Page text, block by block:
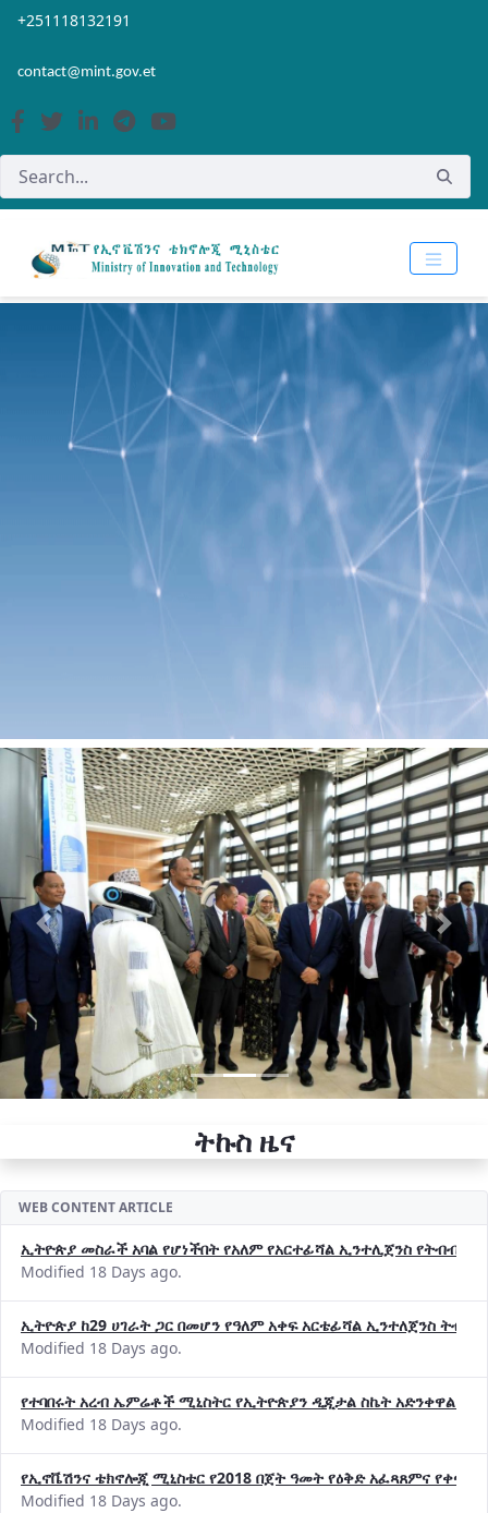
Skip to Main Content
Open Accessibility Menu
+251118132191
contact@mint.gov.et
Previous Next
ትኩስ ዜና
WEB CONTENT ARTICLE
ኢትዮጵያ መስራች አባል የሆነችበት የአለም የአርተፊሻል ኢንተሊጀንስ የትብብር
Modified 18 Days ago.
ኢትዮጵያ ከ29 ሀገራት ጋር በመሆን የዓለም አቀፍ አርቴፊሻል ኢንተለጀንስ
Modified 18 Days ago.
የተባበሩት አረብ ኤምሬቶች ሚኒስትር የኢትዮጵያን ዲጂታል ስኬት አድንቀዋል
Modified 18 Days ago.
የኢኖቬሽንና ቴክኖሎጂ ሚኒስቴር የ2018 በጀት ዓመት የዕቅድ አፈጻጸምና
Modified 18 Days ago.